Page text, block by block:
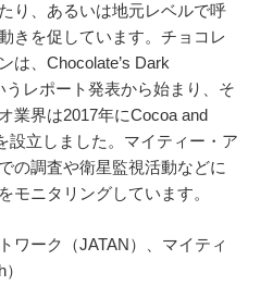
り、あるいは地元レベルで呼
きを促しています。チョコレ
は、Chocolate’s Dark
うレポート発表から始まり、そ
業界は2017年にCocoa and
設立しました。マイティー・ア
の調査や衛星監視活動などに
モニタリングしています。
ワーク（JATAN）、マイティ